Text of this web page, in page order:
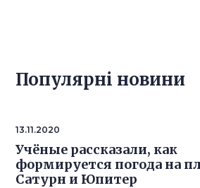
Популярнi новини
13.11.2020
Учёные рассказали, как
формируется погода на
Сатурн и Юпитер